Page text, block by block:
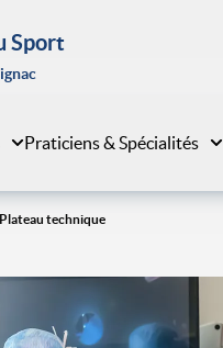
Sport
Praticiens & Spécialités
Plateau technique